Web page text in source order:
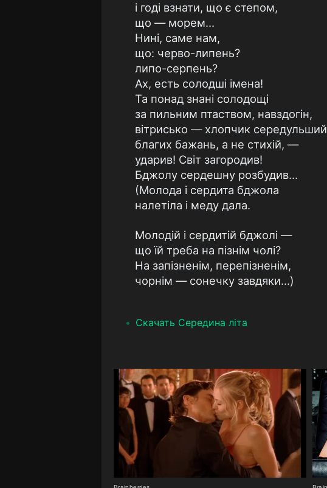
і годі взнати, що є степом,
що — морем…
Нині, саме нам,
що: черво-липень?
липо-серпень?
Ах, есть солодші імена!
Та понад знані солодощі
за пильним птаством, навздогін,
вітрисько — хлопчик середульший
благих бажань, а не стихій, —
ударив! Світ загородив!
Бджолу сердешну розбудив…
(Молода і сердита бджола
налетіла і меду дала.
Молодій і сердитій бджолі —
що їй треба на пізнім чолі?
На запізненім, перепізненім,
чорнім — сонечку завдяки…)
Скачать Середина літа